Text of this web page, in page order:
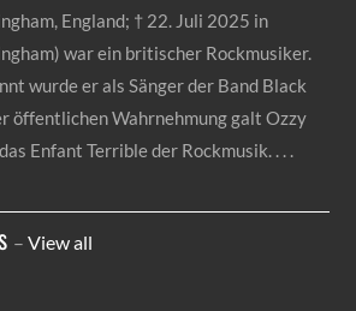
England; † 22. Juli 2025 in
war ein britischer Rockmusiker.
wurde er als Sänger der Band Black
öffentlichen Wahrnehmung galt Ozzy
Enfant Terrible der Rockmusik.
–View all